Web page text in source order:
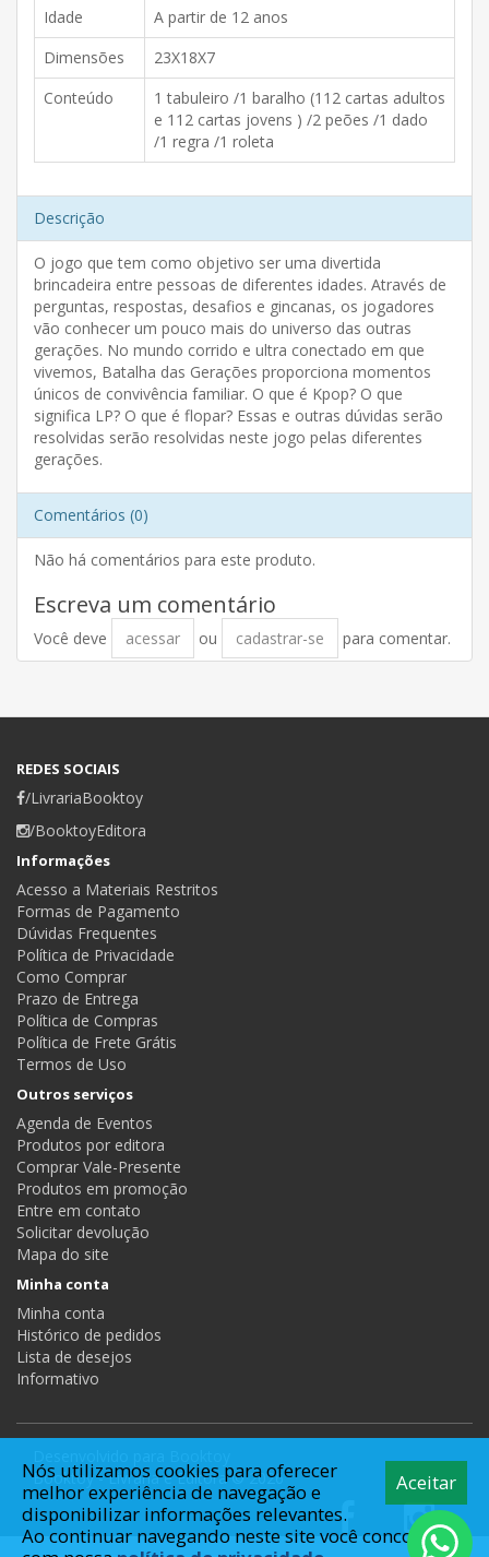
Idade
A partir de 12 anos
Dimensões
23X18X7
Conteúdo
1 tabuleiro /1 baralho (112 cartas adultos
e 112 cartas jovens ) /2 peões /1 dado
/1 regra /1 roleta
Descrição
O jogo que tem como objetivo ser uma divertida
brincadeira entre pessoas de diferentes idades. Através de
perguntas, respostas, desafios e gincanas, os jogadores
vão conhecer um pouco mais do universo das outras
gerações. No mundo corrido e ultra conectado em que
vivemos, Batalha das Gerações proporciona momentos
únicos de convivência familiar. O que é Kpop? O que
significa LP? O que é flopar? Essas e outras dúvidas serão
resolvidas serão resolvidas neste jogo pelas diferentes
gerações.
Comentários (0)
Não há comentários para este produto.
Escreva um comentário
Você deve acessar ou cadastrar-se para comentar.
REDES SOCIAIS
/LivrariaBooktoy
/BooktoyEditora
Informações
Acesso a Materiais Restritos
Formas de Pagamento
Dúvidas Frequentes
Política de Privacidade
Como Comprar
Prazo de Entrega
Política de Compras
Política de Frete Grátis
Termos de Uso
Outros serviços
Agenda de Eventos
Produtos por editora
Comprar Vale-Presente
Produtos em promoção
Entre em contato
Solicitar devolução
Mapa do site
Minha conta
Minha conta
Histórico de pedidos
Lista de desejos
Informativo
Booktoy - Livraria e Editora © 2026
Aceitar
Nós utilizamos cookies para oferecer
melhor experiência de navegação e
disponibilizar informações relevantes.
Ao continuar navegando neste site você concorda